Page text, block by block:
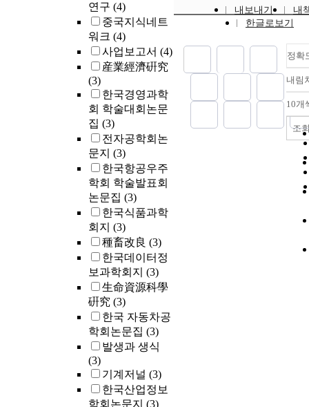
연구 (4)
중국지식네트
워크 (4)
사업보고서 (4)
産業經濟硏究
(3)
한국경영과학
회 학술대회논문
집 (3)
전자공학회논
문지 (3)
한국항공우주
학회 학술발표회
논문집 (3)
한국식품과학
회지 (3)
種畜改良 (3)
한국데이터정
보과학회지 (3)
生命資源科學
硏究 (3)
한국 자동차공
학회논문집 (3)
발생과 생식
(3)
기계저널 (3)
한국산업정보
학회논문지 (3)
limitations. Thus, even in
case human
limited due
welfare, the
limit of
should be
without such
this fact is
accepted in Japan.
done
human rights
done by the
theory"
economic
result, this
to not only
with a
extensions
managers
implications
investment
manufacturing
environment.
내보내기
내
한글로보기
정확
내림
10개
조